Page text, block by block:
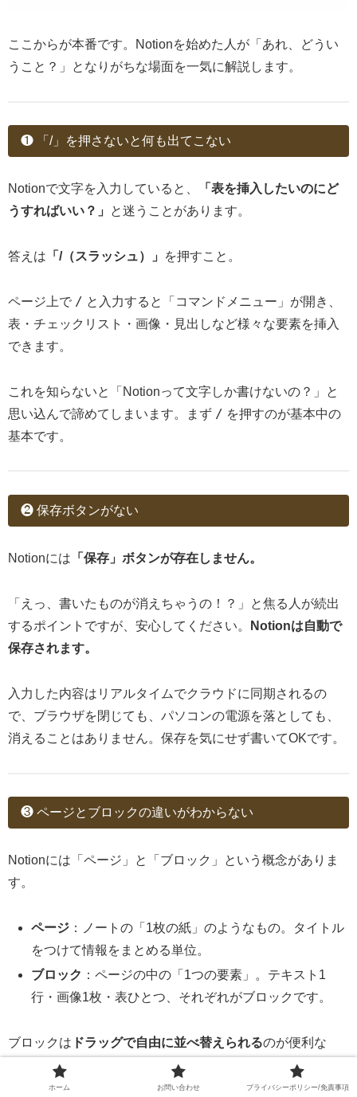
ここからが本番です。Notionを始めた人が「あれ、どうい
うこと？」となりがちな場面を一気に解説します。
❶ 「/」を押さないと何も出てこない
Notionで文字を入力していると、
「表を挿入したいのにど
うすればいい？」
と迷うことがあります。
答えは 「/（スラッシュ）」 を押すこと。
ページ上で / と入力すると「コマンドメニュー」が開き、
表・チェックリスト・画像・見出しなど様々な要素を挿入
できます。
これを知らないと「Notionって文字しか書けないの？」と
思い込んで諦めてしまいます。まず / を押すのが基本中の
基本です。
❷ 保存ボタンがない
Notionには 「保存」ボタンが存在しません。
「えっ、書いたものが消えちゃうの！？」と焦る人が続出
するポイントですが、安心してください。
Notionは自動で
保存されます。
入力した内容はリアルタイムでクラウドに同期されるの
で、ブラウザを閉じても、パソコンの電源を落としても、
消えることはありません。保存を気にせず書いてOKです。
❸ ページとブロックの違いがわからない
Notionには「ページ」と「ブロック」という概念がありま
す。
ページ ：ノートの「1枚の紙」のようなもの。タイトル
をつけて情報をまとめる単位。
ブロック ：ページの中の「1つの要素」。テキスト1
行・画像1枚・表ひとつ、それぞれがブロックです。
ブロックは ドラッグで自由に並べ替えられるのが便利な
点。「この段落をもっと上に持っていきたい」というとき
は、ブロックの左端にある「⠿」マークをドラッグするだけ
ホーム お問い合わせ プライバシーポリシー/免責事項